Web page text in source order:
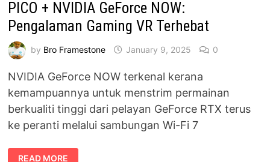
PICO + NVIDIA GeForce NOW:
Pengalaman Gaming VR Terhebat
by Bro Framestone January 9, 2025 0
NVIDIA GeForce NOW terkenal kerana
kemampuannya untuk menstrim permainan
berkualiti tinggi dari pelayan GeForce RTX terus
ke peranti melalui sambungan Wi-Fi 7
PICO
READ MORE